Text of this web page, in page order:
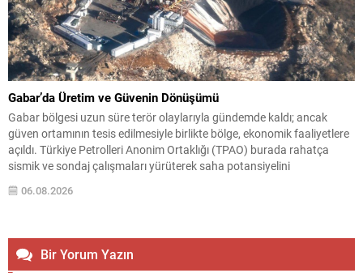
Gabar’da Üretim ve Güvenin Dönüşümü
Gabar bölgesi uzun süre terör olaylarıyla gündemde kaldı; ancak
güven ortamının tesis edilmesiyle birlikte bölge, ekonomik faaliyetlere
açıldı. Türkiye Petrolleri Anonim Ortaklığı (TPAO) burada rahatça
sismik ve sondaj çalışmaları yürüterek saha potansiyelini
değerlendirdi. 2021 yılında Şırnak Gabar’da yapılan çalışmalar
neticesinde Cumhuriyet tarihinin en büyük petrol keşfi gerçekleştirildi
06.08.2026
Bir Yorum Yazın